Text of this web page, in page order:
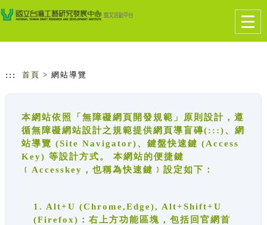
跳到主要內容
網站導覽
::: 首頁 > 網站導覽
本網站依照「無障礙網頁開發規範」原則設計，遵
循無障礙網站設計之規範提供網頁導盲磚(:::)、網
站導覽 (Site Navigator)、鍵盤快速鍵 (Access
Key) 等設計方式。 本網站的便捷鍵
﹝Accesskey，也稱為快速鍵﹞設定如下：
1. Alt+U (Chrome,Edge), Alt+Shift+U
(Firefox)：右上方功能區塊，包括回官網首